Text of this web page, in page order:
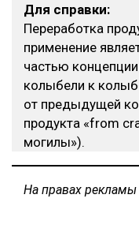
Для справки:
Переработка
применение
частью
колыбели к
от предыдущей
продукта «from
могилы»).
На правах рекламы